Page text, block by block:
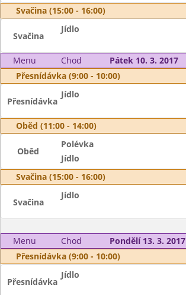
Svačina (15:00 - 16:00)
Svačina
Jídlo
Menu Chod
Pátek 10. 3. 2017
Přesnídávka (9:00 - 10:00)
Přesnídávka
Jídlo
Oběd (11:00 - 14:00)
Oběd
Polévka
Jídlo
Svačina (15:00 - 16:00)
Svačina
Jídlo
Menu Chod
Pondělí 13. 3. 2017
Přesnídávka (9:00 - 10:00)
Přesnídávka
Jídlo